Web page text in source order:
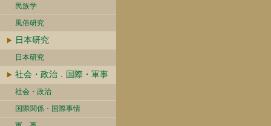
民族学
風俗研究
日本研究
日本研究
社会・政治．国際・軍事
社会・政治
国際関係・国際事情